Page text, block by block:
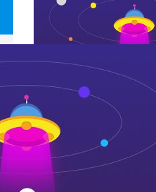
东风多利卡护
点击详情